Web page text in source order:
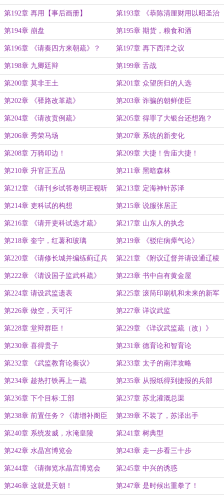
第192章 再用【事后画册】 第193章 《恭陈清厘财用以昭圣治
疏》
第194章 崩盘 第195章 期货，粮食和酒
第196章 《请奏四方来朝疏》？ 第197章 再下西洋之议
第198章 九卿廷辩 第199章 舌战
第200章 莫非王土 第201章 众望所归的人选
第202章 《驿路改革疏》 第203章 诈骗的朝鲜使臣
第204章 《请改贡例疏》 第205章 得罪了大银台还想跑？
第206章 秀荣马场 第207章 系统的新变化
第208章 万骑叩边！ 第209章 大捷！告庙大捷！
第210章 升官正五品 第211章 黑暗森林
第212章 《请刊乡试答卷明正视听
并肃典制疏》
第213章 定海神针苏泽
第214章 吏科试的构想 第215章 说服张居正
第216章 《请开吏科试选才疏》 第217章 山东人的执念
第218章 奎宁，红薯和玻璃 第219章 《驳疟病瘴气论》
第220章 《请修长城并编练蓟辽兵
马疏》
第221章 《附议辽督并请设通辽棱
堡疏》
第222章 《请设国子监武科疏》 第223章 书中自有黄金屋
第224章 请设武监遗表 第225章 滚筒印刷机和未来的新军
官
第226章 做空，天可汗 第227章 详议武监
第228章 堂辩群臣！ 第229章 《详议武监疏（改）》
第230章 喜得贵子 第231章 德育论和智育论
第232章 《武监教育论奏议》 第233章 太子的南洋攻略
第234章 趁热打铁再上一疏 第235章 从报纸得到捷报的兵部
第236章 下个目标:工部 第237章 苏北灌溉总渠
第238章 前置任务？《请增补阁臣
疏》
第239章 不装了，苏泽出手
第240章 系统发威，水淹皇陵 第241章 树典型
第242章 水晶宫博览会 第243章 走一步看三十步
第244章 《请御览水晶宫博览会
疏》
第245章 中兴的诱惑
第246章 这就是天朝！ 第247章 是时候出重拳了！